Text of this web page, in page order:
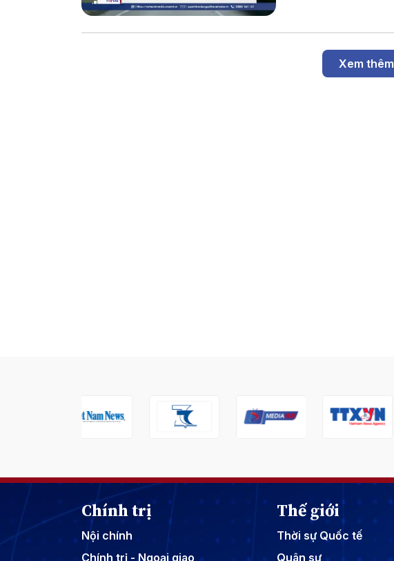
Xem thêm
Chính trị
Nội chính
Chính trị - Ngoại giao
Thế giới
Thời sự Quốc tế
Quân sự